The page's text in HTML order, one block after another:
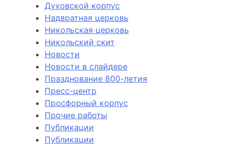
Духовской корпус
Надвратная церковь
Никольская церковь
Никольский скит
Новости
Новости в слайдере
Празднование 800-летия
Пресс-центр
Просфорный корпус
Прочие работы
Публикации
Публикации